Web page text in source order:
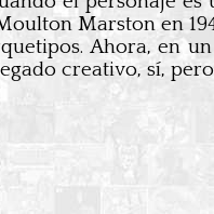
Marston en
Ahora, en
creativo, sí,